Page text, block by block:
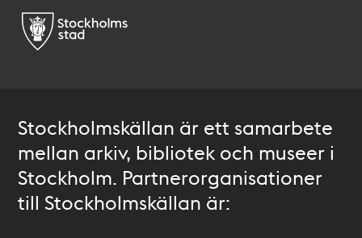
Stockholmskällan är ett samarbete
mellan arkiv, bibliotek och museer i
Stockholm. Partnerorganisationer
till Stockholmskällan är: